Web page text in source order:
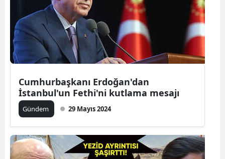
Sinop
Sivas
Şanlıurfa
Uşak
Cumhurbaşkanı Erdoğan'dan
İstanbul'un Fethi'ni kutlama mesajı
Gündem 29 Mayıs 2024